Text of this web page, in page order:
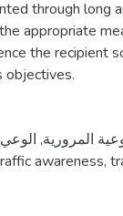
through long
appropriate
the recipient
objectives.
المرورية,
awareness,